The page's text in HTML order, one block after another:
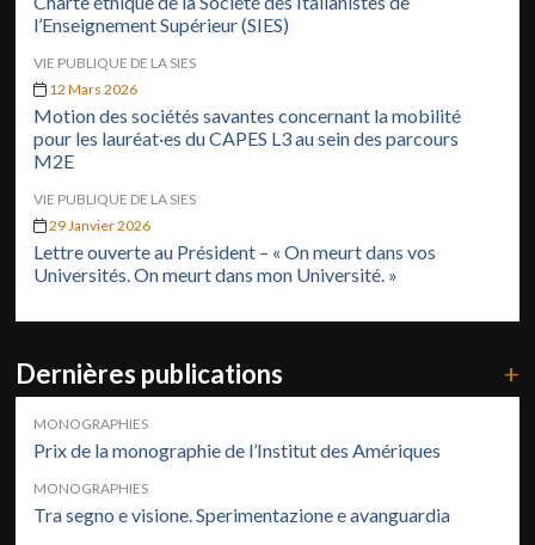
l’Enseignement Supérieur (SIES)
VIE PUBLIQUE DE LA SIES
12 Mars 2026
Motion des sociétés savantes concernant la mobilité
pour les lauréat·es du CAPES L3 au sein des parcours
M2E
VIE PUBLIQUE DE LA SIES
29 Janvier 2026
Lettre ouverte au Président – « On meurt dans vos
Universités. On meurt dans mon Université. »
Dernières publications +
MONOGRAPHIES
Prix de la monographie de l’Institut des Amériques
MONOGRAPHIES
Tra segno e visione. Sperimentazione e avanguardia